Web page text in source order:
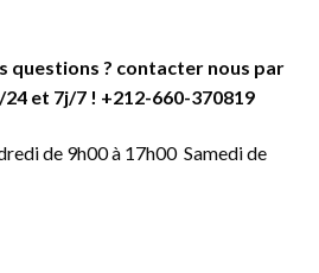
questions ? contacter nous par
et 7j/7 ! +212-660-370819
de 9h00 à 17h00 Samedi de